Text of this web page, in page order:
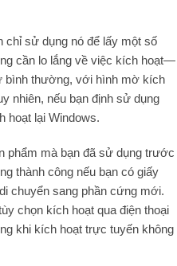
chỉ sử dụng nó để lấy một số
cần lo lắng về việc kích hoạt—
bình thường, với hình mờ kích
nhiên, nếu bạn định sử dụng
hoạt lại Windows.
phẩm mà bạn đã sử dụng trước
thành công nếu bạn có giấy
chuyển sang phần cứng mới.
chọn kích hoạt qua điện thoại
khi kích hoạt trực tuyến không